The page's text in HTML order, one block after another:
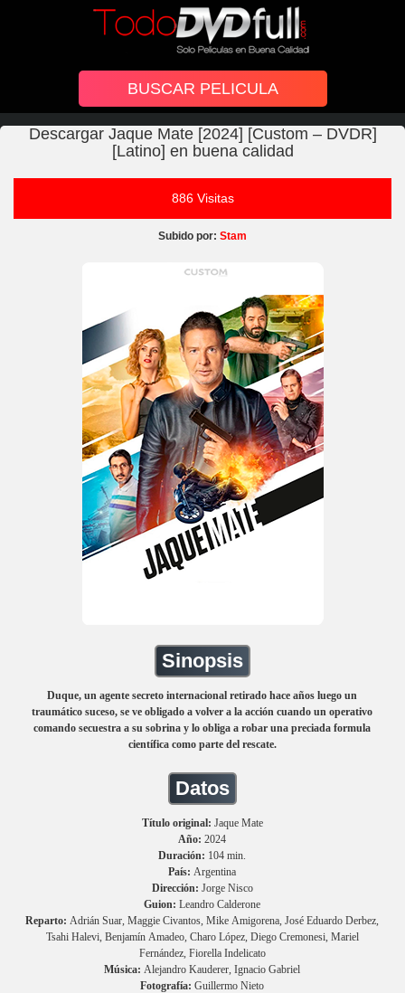
Descargar Jaque Mate [2024] [Custom – DVDR]
[Latino] en buena calidad
886 Visitas
Subido por: Stam
Sinopsis
Duque, un agente secreto internacional retirado hace años luego un
traumático suceso, se ve obligado a volver a la acción cuando un operativo
comando secuestra a su sobrina y lo obliga a robar una preciada formula
científica como parte del rescate.
Datos
Título original: Jaque Mate
Año: 2024
Duración: 104 min.
País: Argentina
Dirección: Jorge Nisco
Guion: Leandro Calderone
Reparto: Adrián Suar, Maggie Civantos, Mike Amigorena, José Eduardo Derbez,
Tsahi Halevi, Benjamín Amadeo, Charo López, Diego Cremonesi, Mariel
Fernández, Fiorella Indelicato
Música: Alejandro Kauderer, Ignacio Gabriel
Fotografía: Guillermo Nieto